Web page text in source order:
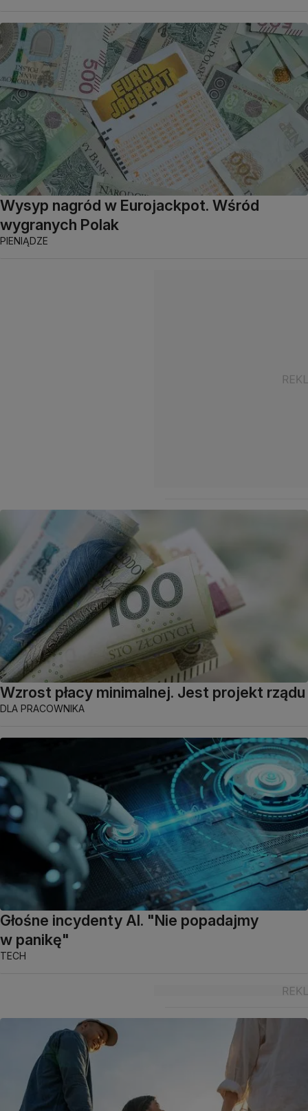
Wysyp nagród w Eurojackpot. Wśród
wygranych Polak
PIENIĄDZE
Wzrost płacy minimalnej. Jest projekt rządu
DLA PRACOWNIKA
Głośne incydenty AI. "Nie popadajmy
w panikę"
TECH